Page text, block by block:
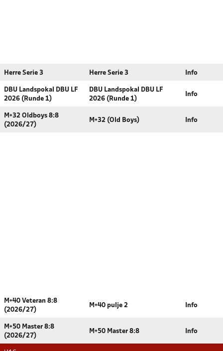
Herre Serie 3 Herre Serie 3 Info
DBU Landspokal DBU LF
2026 (Runde 1)
DBU Landspokal DBU LF
2026 (Runde 1)
Info
M+32 Oldboys 8:8
(2026/27)
M+32 (Old Boys) Info
M+40 Veteran 8:8
(2026/27)
M+40 pulje 2 Info
M+50 Master 8:8
(2026/27)
M+50 Master 8:8 Info